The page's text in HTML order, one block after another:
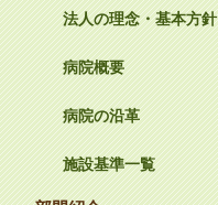
法人の理念・基本方針
病院概要
病院の沿革
施設基準一覧